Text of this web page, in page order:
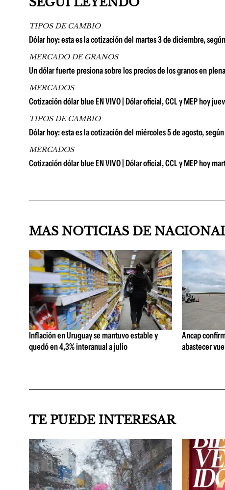
TIPOS DE CAMBIO
Dólar hoy: esta es la cotización del martes 3 de diciembre, según
MERCADO DE GRANOS
Un dólar fuerte presiona sobre los precios de los granos en
MERCADOS
Cotización dólar blue EN VIVO | Dólar oficial, CCL y MEP hoy
TIPOS DE CAMBIO
Dólar hoy: esta es la cotización del miércoles 5 de agosto, según
MERCADOS
Cotización dólar blue EN VIVO | Dólar oficial, CCL y MEP hoy
MAS NOTICIAS DE
Inflación en Uruguay se mantuvo estable y
quedó en 4,3% interanual a julio
Ancap
abastecer
TE PUEDE INTERESAR